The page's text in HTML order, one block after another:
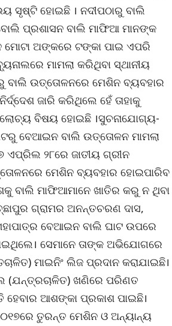
ସୃଷ୍ଟି ହୋଇଛି । ନଦୀପଠାରୁ ବାଲି
ପ୍ରଶାସନ ବାଲି ମାଫିଆ ମାନଙ୍କ
ମୋଟା ଅଙ୍କରେ ଟଙ୍କା ପାଇ ଏପରି
ମାମଲା କରିଥିବା ସ୍ଥାନୀୟ
ବାଲି ଉତ୍ତୋଳନରେ ମେଶିନ ବ୍ୟବହାର
ଜାରି କରିଥିଲେ ହେଁ ତାହାକୁ
ବିଷୟ ହୋଇଛି ।ସୁଚନାଯୋଗ୍ୟ-
ବେଆଇନ ବାଲି ଉତ୍ତୋଳନ ମାମଲା
ଏପ୍ରିଲ ୨୮ରେ ଜାତୀୟ ଗ୍ରୀନ
ମେଶିନ ବ୍ୟବହାର ହୋଇପାରିବ
ବାଲି ମାଫିଆମାନେ ଖାତିର କରୁ ନ ଥିବା
ଗ୍ରାମର ଅନନ୍ତଚରଣ ଦାସ,
ବେଆଇନ ବାଲି ଘାଟ ଉପରେ
ସେମାନେ ତାଙ୍କ ଅଭିଯୋଗରେ
ମାଇନିଂ ଲିଜ ପ୍ରଦାନ କରାଯାଇଛି।
(ଯନ୍ତ୍ରଚାଳିତ) ଖଣିରେ ପରିଣତ
ହେବାର ଆଶଙ୍କା ପ୍ରକାଶ ପାଇଛି।
ତୁରନ୍ତ ମେଶିନ ଓ ଅନ୍ୟାନ୍ୟ